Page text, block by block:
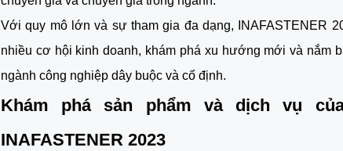
Với quy mô lớn và sự tham gia đa dạng, INAFASTENER
nhiều cơ hội kinh doanh, khám phá xu hướng mới và nắm
ngành công nghiệp dây buộc và cố định.
Khám phá sản phẩm và dịch vụ của
INAFASTENER 2023